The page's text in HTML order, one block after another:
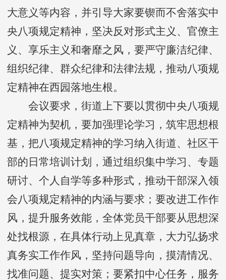
大意义等内容，并引导大家要锲而不舍落实中
央八项规定精神，坚决反对形式主义、官僚主
义、享乐主义和奢靡之风，要严守廉洁纪律、
组织纪律、群众纪律和法律法规，推动八项规
定精神在西园落地生根。
会议要求，街道上下要以贯彻中央八项规
定精神为契机，要加强理论学习，筑牢思想根
基，把八项规定精神的学习纳入街道、社区干
部的日常培训计划，通过组织集中学习、专题
研讨、个人自学等多种形式，推动干部深入领
会八项规定精神的内涵与要求；要改进工作作
风，提升服务效能，全体党员干部要从思想深
处找根源，在具体行动上见真章，大力弘扬求
真务实工作作风，坚持问题导向，摸清情况、
找准问题、提实对策；要紧扣中心任务，服务